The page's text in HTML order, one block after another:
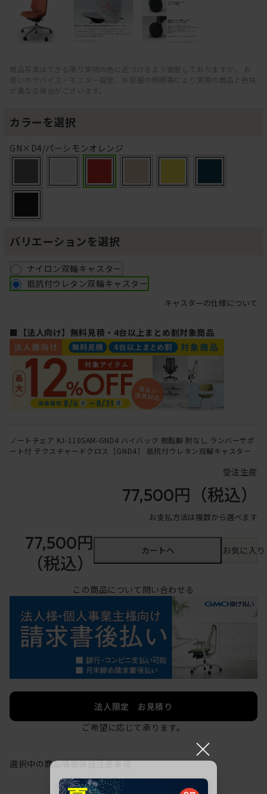
商品写真はできる限り実物の色に近づけるよう徹底しておりますが、 お
使いのデバイス・モニター設定、お部屋の照明等により実際の商品と色味
が異なる場合がございます。
カラーを選択
GN×D4/パーシモンオレンジ
バリエーションを選択
ナイロン双輪キャスター
抵抗付ウレタン双輪キャスター
キャスターの仕様について
■【法人向け】無料見積・4台以上まとめ割対象商品
ノートチェア KJ-110SAM-GND4 ハイバック 樹脂脚 肘なし ランバーサポ
ート付 テクスチャードクロス［GND4］ 抵抗付ウレタン双輪キャスター
受注生産
77,500円 （税込）
お支払方法は複数から選べます
77,500円
（税込）
カートへ お気に入
この商品について問い合わせる
法人限定 お見積り
ご希望に応じて承ります。
選択中の商品情報保証注意事項
×